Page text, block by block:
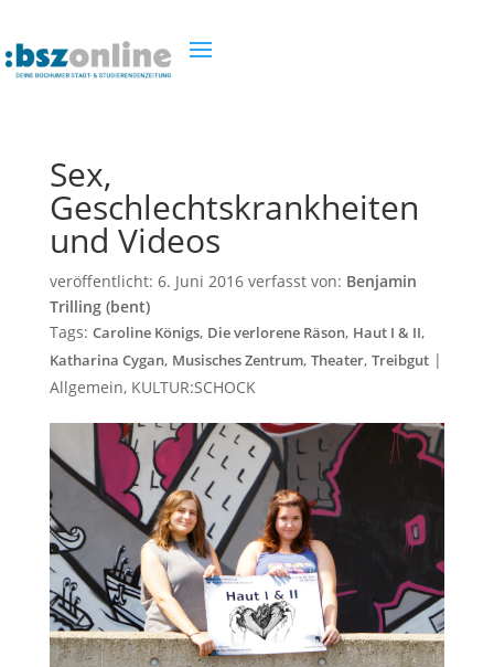
Sex,
Geschlechtskrankheiten
und Videos
veröffentlicht: 6. Juni 2016verfasst von: Benjamin
Trilling (bent)
Tags: Caroline Königs, Die verlorene Räson, Haut I & II,
Katharina Cygan, Musisches Zentrum, Theater, Treibgut|
Allgemein, KULTUR:SCHOCK